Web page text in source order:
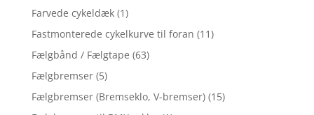
Farvede cykeldæk (1)
Fastmonterede cykelkurve til foran (11)
Fælgbånd / Fælgtape (63)
Fælgbremser (5)
Fælgbremser (Bremseklo, V-bremser) (15)